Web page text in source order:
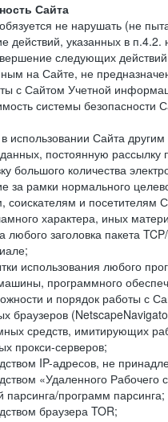
Сайта
не нарушать (не
действий, указанных в
следующих
на Сайте, не
с Сайтом Учетной
системы
использовании Сайта
постоянную
большого количества
за рамки нормального
соискателям и
характера, иных
заголовка пакета
использования любого
программного
и порядок работы с
браузеров
средств, имитирующих
прокси-серверов;
IP-адресов, не
«Удаленного Рабочего
программ парсинга;
браузера TOR;